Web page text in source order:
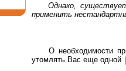
Однако, существует
применить
О необходимости
утомлять Вас еще одной